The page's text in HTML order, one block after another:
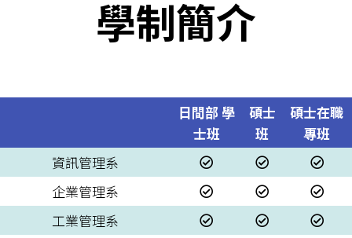
學制簡介
日間部 學
士班
碩士
班
碩士在職
專班
資訊管理系
企業管理系
工業管理系